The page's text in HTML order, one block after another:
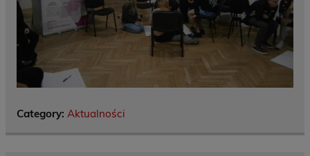
Category: Aktualności